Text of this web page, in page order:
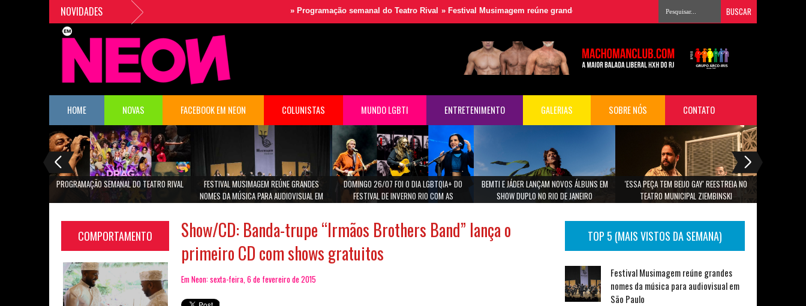
NOVIDADES Programação semanal do Teatro Rival »Festival Musimagem reúne grandes nomes da música para audiovisual em São Paulo »Domingo 26/07
HOME NOVAS FACEBOOK EM NEON COLUNISTAS MUNDO LGBTI ENTRETENIMENTO GALERIAS SOBRE NÓS CONTATO
PROGRAMAÇÃO SEMANAL DO TEATRO RIVAL
FESTIVAL MUSIMAGEM REÚNE GRANDES
NOMES DA MÚSICA PARA AUDIOVISUAL EM
DOMINGO 26/07 FOI O DIA LGBTQIA+ DO
FESTIVAL DE INVERNO RIO COM AS
CAROLINA.
BEMTI E JÁDER LANÇAM NOVOS ÁLBUNS EM
SHOW DUPLO NO RIO DE JANEIRO
'ESSA PEÇA TEM BEIJO GAY' REESTREIA NO
TEATRO MUNICIPAL ZIEMBINSKI
COMPORTAMENTO
Show/CD: Banda-trupe “Irmãos Brothers Band” lança o
primeiro CD com shows gratuitos
Em Neon: sexta-feira, 6 de fevereiro de 2015
TOP 5 (MAIS VISTOS DA SEMANA)
Festival Musimagem reúne grandes
nomes da música para audiovisual em
São Paulo